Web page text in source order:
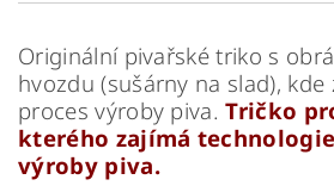
Originální pivařské triko s
hvozdu (sušárny na slad), kde
proces výroby piva.Tričko
kterého zajímá
výroby piva.